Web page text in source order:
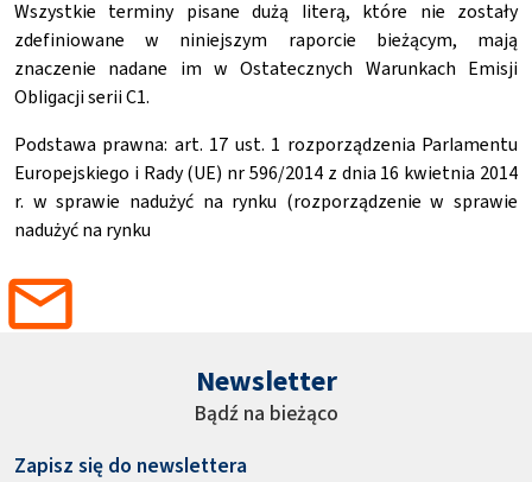
Wszystkie terminy pisane dużą literą, które nie zostały
zdefiniowane w niniejszym raporcie bieżącym, mają
znaczenie nadane im w Ostatecznych Warunkach Emisji
Obligacji serii C1.
Podstawa prawna: art. 17 ust. 1 rozporządzenia Parlamentu
Europejskiego i Rady (UE) nr 596/2014 z dnia 16 kwietnia 2014
r. w sprawie nadużyć na rynku (rozporządzenie w sprawie
nadużyć na rynku
Newsletter
Bądź na bieżąco
Zapisz się do newslettera